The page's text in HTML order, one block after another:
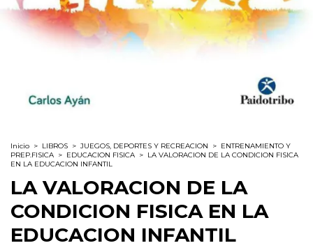
Inicio > LIBROS > JUEGOS, DEPORTES Y RECREACION > ENTRENAMIENTO Y
PREP.FISICA > EDUCACION FISICA > LA VALORACION DE LA CONDICION FISICA
EN LA EDUCACION INFANTIL
LA VALORACION DE LA
CONDICION FISICA EN LA
EDUCACION INFANTIL